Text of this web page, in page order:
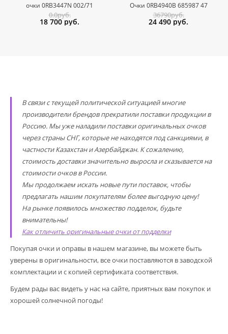
очки 0RB3447N 002/71
0.0руб.
18 700 руб.
Очки 0RB4940B 685987 47
36790руб.
24 490 руб.
В связи с текущей политической ситуацией многие
производители брендов прекратили поставки продукции в
Россию. Мы уже наладили поставки оригинальных очков
через страны СНГ, которые не находятся под санкциями, в
частности Казахстан и Азербайджан. К сожалению,
стоимость доставки значительно выросла и сказывается на
стоимости очков в России.
Мы продолжаем искать новые пути поставок, чтобы
предлагать нашим покупателям более выгодную цену!
На рынке появилось множество подделок, будьте
внимательны!
Как отличить оригинальные очки от подделки
Покупая очки и оправы в нашем магазине, вы можете быть
уверены в оригинальности, все очки поставляются в заводской
комплектации и с копией сертификата соответствия.
Будем рады вас видеть у нас на сайте, приятных вам покупок и
хорошей солнечной погоды!